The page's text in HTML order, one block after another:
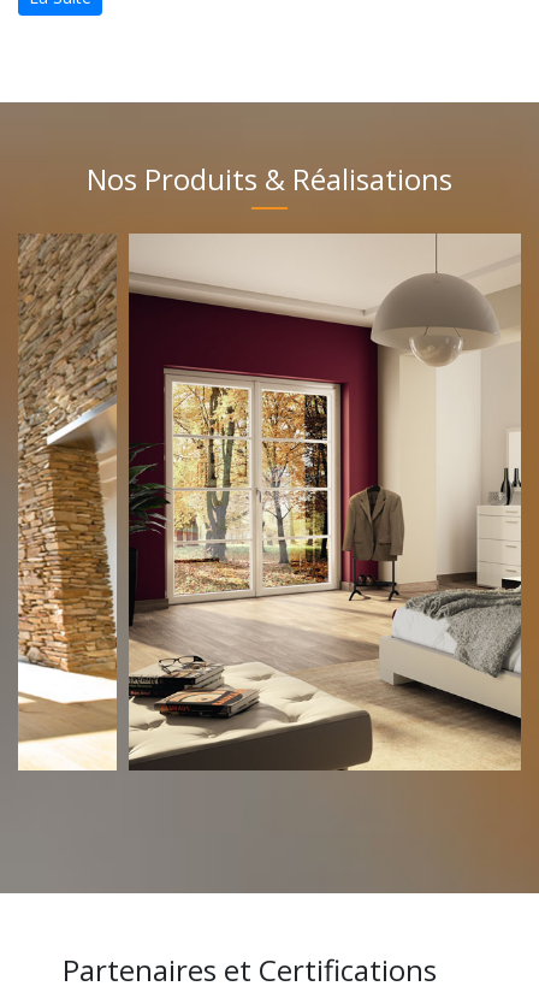
Nos Produits & Réalisations
Partenaires et Certifications